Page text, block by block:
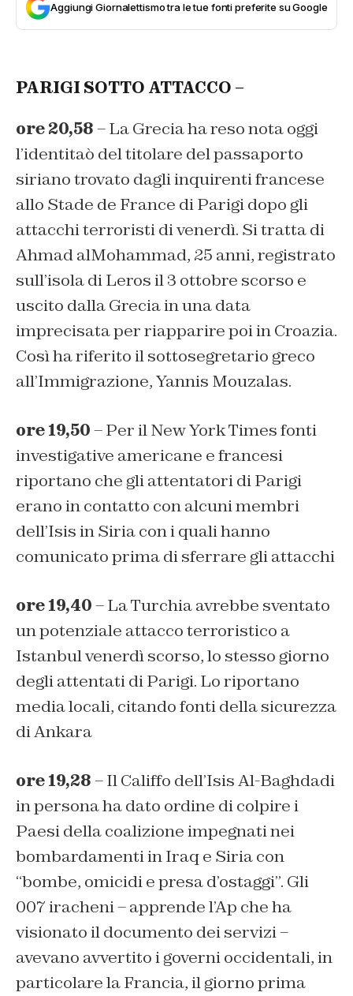
Aggiungi Giornalettismo tra le tue fonti preferite su Google
PARIGI SOTTO ATTACCO –
ore 20,58– La Grecia ha reso nota oggi
l’identitaò del titolare del passaporto
siriano trovato dagli inquirenti francese
allo Stade de France di Parigi dopo gli
attacchi terroristi di venerdì. Si tratta di
Ahmad alMohammad, 25 anni, registrato
sull’isola di Leros il 3 ottobre scorso e
uscito dalla Grecia in una data
imprecisata per riapparire poi in Croazia.
Così ha riferito il sottosegretario greco
all’Immigrazione, Yannis Mouzalas.
ore 19,50– Per il New York Times fonti
investigative americane e francesi
riportano che gli attentatori di Parigi
erano in contatto con alcuni membri
dell’Isis in Siria con i quali hanno
comunicato prima di sferrare gli attacchi
ore 19,40– La Turchia avrebbe sventato
un potenziale attacco terroristico a
Istanbul venerdì scorso, lo stesso giorno
degli attentati di Parigi. Lo riportano
media locali, citando fonti della sicurezza
di Ankara
ore 19,28– Il Califfo dell’Isis Al-Baghdadi
in persona ha dato ordine di colpire i
Paesi della coalizione impegnati nei
bombardamenti in Iraq e Siria con
“bombe, omicidi e presa d’ostaggi”. Gli
007 iracheni – apprende l’Ap che ha
visionato il documento dei servizi –
avevano avvertito i governi occidentali, in
particolare la Francia, il giorno prima